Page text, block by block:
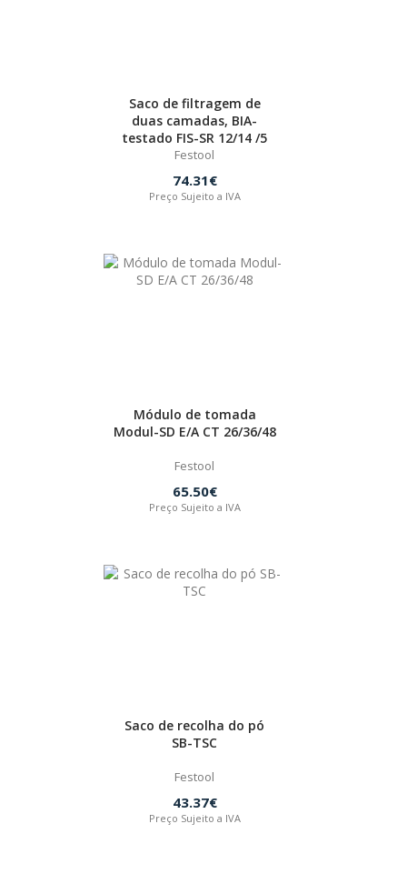
Saco de filtragem de
duas camadas, BIA-
testado FIS-SR 12/14 /5
Festool
74.31€
Preço Sujeito a IVA
Módulo de tomada
Modul-SD E/A CT 26/36/48
Festool
65.50€
Preço Sujeito a IVA
Saco de recolha do pó
SB-TSC
Festool
43.37€
Preço Sujeito a IVA